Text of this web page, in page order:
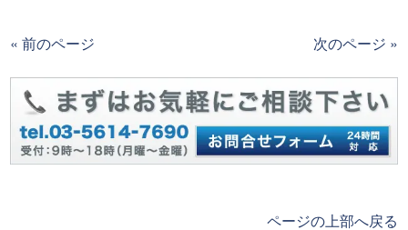
« 前のページ 次のページ »
ページの上部へ戻る